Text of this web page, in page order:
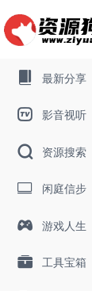
最新分享
影音视听
资源搜索
闲庭信步
游戏人生
工具宝箱